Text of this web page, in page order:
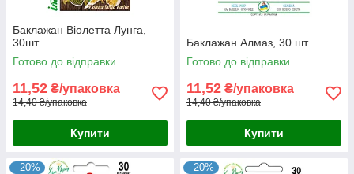
Баклажан Віолетта Лунга,
30шт.
Готово до відправки
11,52 ₴/упаковка
14,40 ₴/упаковка
Купити
Баклажан Алмаз, 30 шт.
Готово до відправки
11,52 ₴/упаковка
14,40 ₴/упаковка
Купити
–20% –20%